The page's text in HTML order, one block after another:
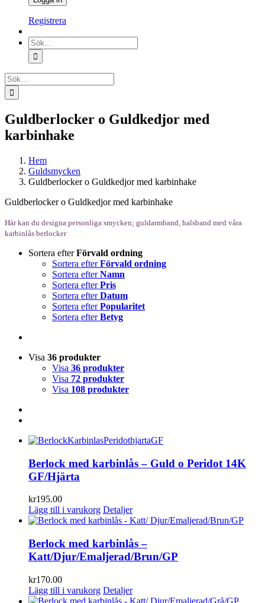
Registrera
Sök
efter:
Sök
efter:
Guldberlocker o Guldkedjor med
karbinhake
Hem
Guldsmycken
Guldberlocker o Guldkedjor med karbinhake
Guldberlocker o Guldkedjor med karbinhake
Här kan du designa personliga smycken; guldarmband, halsband med våra
karbinlås berlocker
Sortera efterFörvald ordning
Sortera efterFörvald ordning
Sortera efterNamn
Sortera efterPris
Sortera efterDatum
Sortera efterPopularitet
Sortera efterBetyg
Visa 36 produkter
Visa 36 produkter
Visa 72 produkter
Visa 108 produkter
Berlock med karbinlås – Guld o Peridot 14K
GF/Hjärta
kr195.00
Lägg till i varukorg Detaljer
Berlock med karbinlås –
Katt/Djur/Emaljerad/Brun/GP
kr170.00
Lägg till i varukorg Detaljer